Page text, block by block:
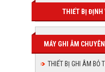
THIẾT BỊ ĐỊNH
MÁY GHI ÂM
THIẾT BỊ GHI ÂM BỎ